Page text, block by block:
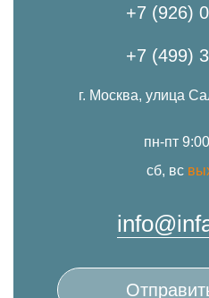
+7 (926)
+7 (499)
г. Москва, улица
пн-пт
сб, вс